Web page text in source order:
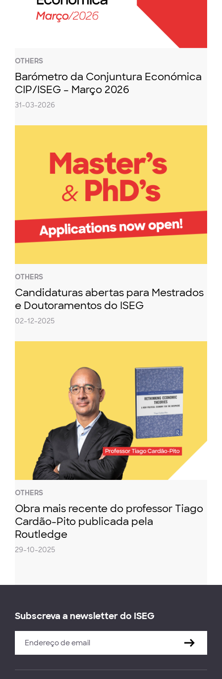
OTHERS
Barómetro da Conjuntura Económica
CIP/ISEG – Março 2026
31-03-2026
OTHERS
Candidaturas abertas para Mestrados
e Doutoramentos do ISEG
02-12-2025
OTHERS
Obra mais recente do professor Tiago
Cardão-Pito publicada pela
Routledge
29-10-2025
Subscreva a newsletter do ISEG